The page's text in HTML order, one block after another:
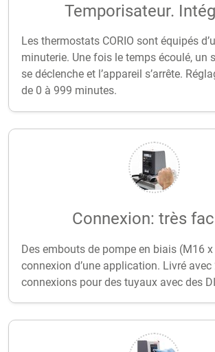
Temporisateur.
Les thermostats CORIO sont équipés
minuterie. Une fois le temps écoulé, un
se déclenche et l’appareil s’arrête.
de 0 à 999 minutes.
Connexion: très
Des embouts de pompe en biais (M16
connexion d’une application. Livré avec
connexions pour des tuyaux avec des